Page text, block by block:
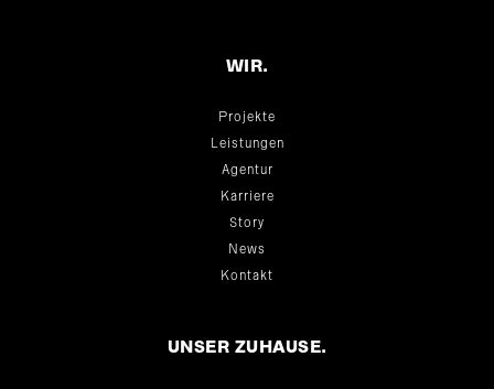
WIR.
Projekte
Leistungen
Agentur
Karriere
Story
News
Kontakt
UNSER ZUHAUSE.